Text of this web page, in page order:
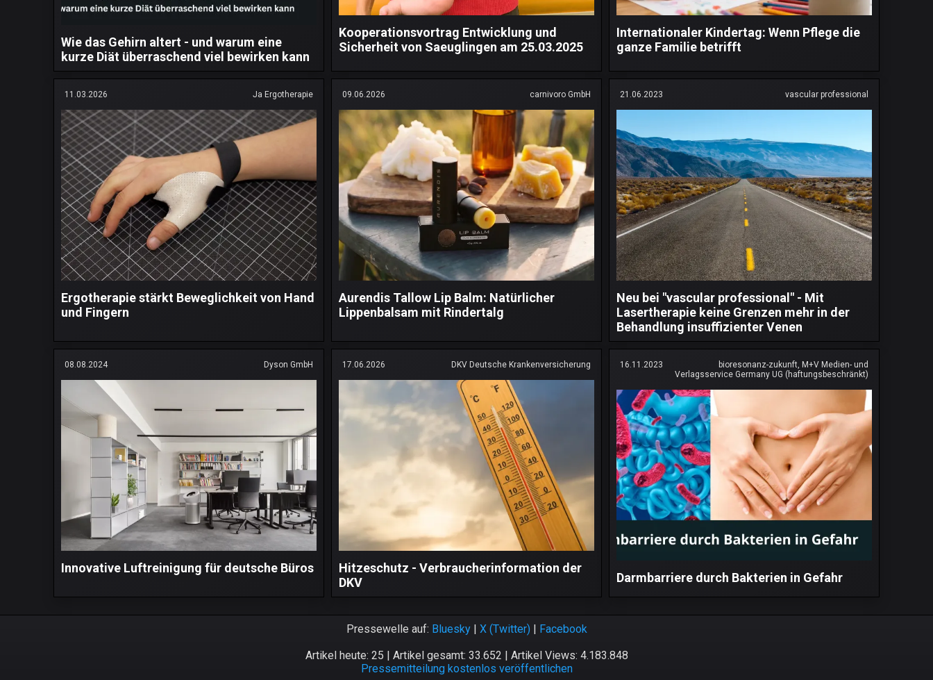
Wie das Gehirn altert - und warum eine
kurze Diät überraschend viel bewirken kann
Kooperationsvortrag Entwicklung und
Sicherheit von Saeuglingen am 25.03.2025
Internationaler Kindertag: Wenn Pflege die
ganze Familie betrifft
11.03.2026 Ja Ergotherapie
Ergotherapie stärkt Beweglichkeit von Hand
und Fingern
09.06.2026 carnivoro GmbH
Aurendis Tallow Lip Balm: Natürlicher
Lippenbalsam mit Rindertalg
21.06.2023 vascular professional
Neu bei "vascular professional" - Mit
Lasertherapie keine Grenzen mehr in der
Behandlung insuffizienter Venen
08.08.2024 Dyson GmbH
Innovative Luftreinigung für deutsche Büros
17.06.2026 DKV Deutsche Krankenversicherung
Hitzeschutz - Verbraucherinformation der
DKV
16.11.2023
bioresonanz-zukunft, M+V Medien- und
Verlagsservice Germany UG (haftungsbeschränkt)
Darmbarriere durch Bakterien in Gefahr
Pressewelle auf: Bluesky| X (Twitter)| Facebook
Artikel heute: 25 | Artikel gesamt: 33.652 | Artikel Views: 4.183.848
Pressemitteilung kostenlos veröffentlichen